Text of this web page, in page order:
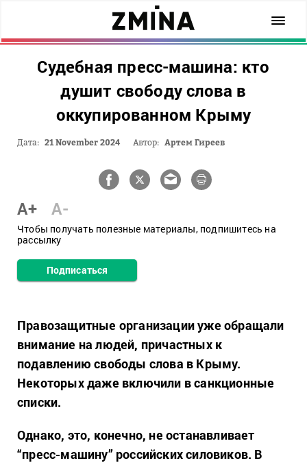
Судебная пресс-машина: кто
душит свободу слова в
оккупированном Крыму
Дата: 21 November 2024 Автор: Артем Гиреев
A+ A-
Чтобы получать полезные материалы, подпишитесь на
рассылку
Подписаться
Правозащитные организации уже обращали
внимание на людей, причастных к
подавлению свободы слова в Крыму.
Некоторых даже включили в санкционные
списки.
Однако, это, конечно, не останавливает
“пресс-машину” российских силовиков. В